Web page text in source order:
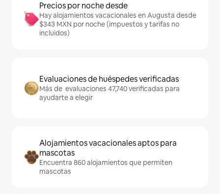
Precios por noche desde
Hay alojamientos vacacionales en Augusta desde
$343 MXN por noche (impuestos y tarifas no
incluidos)
Evaluaciones de huéspedes verificadas
Más de evaluaciones 47,740 verificadas para
ayudarte a elegir
Alojamientos vacacionales aptos para
mascotas
Encuentra 860 alojamientos que permiten
mascotas